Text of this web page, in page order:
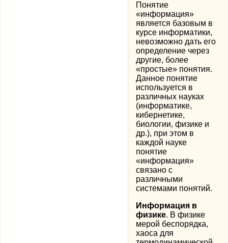
Понятие
«информация»
является базовым в
курсе информатики,
невозможно дать его
определение через
другие, более
«простые» понятия.
Данное понятие
используется в
различных науках
(информатике,
кибернетике,
биологии, физике и
др.), при этом в
каждой науке
понятие
«информация»
связано с
различными
системами понятий.
Информация в
физике. В физике
мерой беспорядка,
хаоса для